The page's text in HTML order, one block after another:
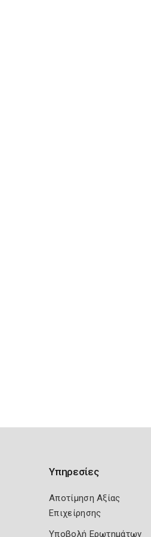
Υπηρεσίες
Αποτίμηση Αξίας
Επιχείρησης
Υποβολή Ερωτημάτων